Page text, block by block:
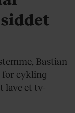
Bastian
for cykling
lave et tv-